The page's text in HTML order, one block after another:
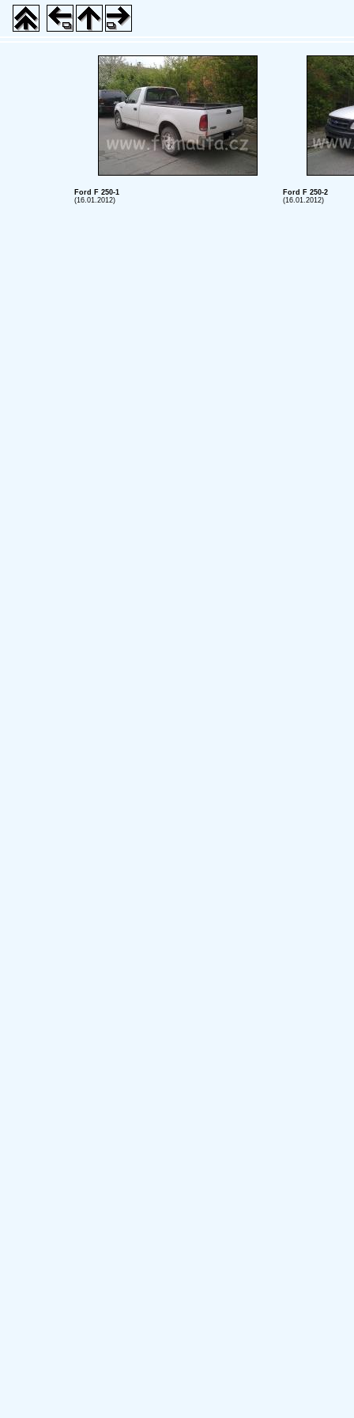
Ford F 250-1
(16.01.2012)
Ford F 250-2
(16.01.2012)